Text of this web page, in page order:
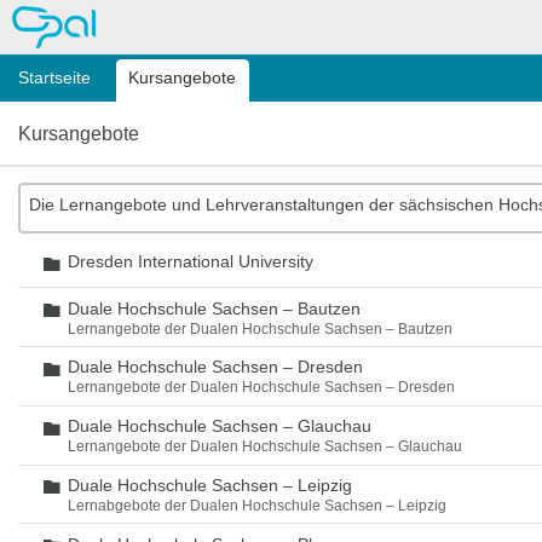
OPAL
Startseite Kursangebote
Kursangebote
Die Lernangebote und Lehrveranstaltungen der sächsischen
Ordner
Dresden International University
Ordner
Duale Hochschule Sachsen – Bautzen
Lernangebote der Dualen Hochschule Sachsen – Bautzen
Ordner
Duale Hochschule Sachsen – Dresden
Lernangebote der Dualen Hochschule Sachsen – Dresden
Ordner
Duale Hochschule Sachsen – Glauchau
Lernangebote der Dualen Hochschule Sachsen – Glauchau
Ordner
Duale Hochschule Sachsen – Leipzig
Lernabgebote der Dualen Hochschule Sachsen – Leipzig